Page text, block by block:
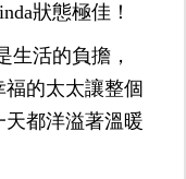
狀態極佳！
生活的負擔，
的太太讓整個
都洋溢著溫暖